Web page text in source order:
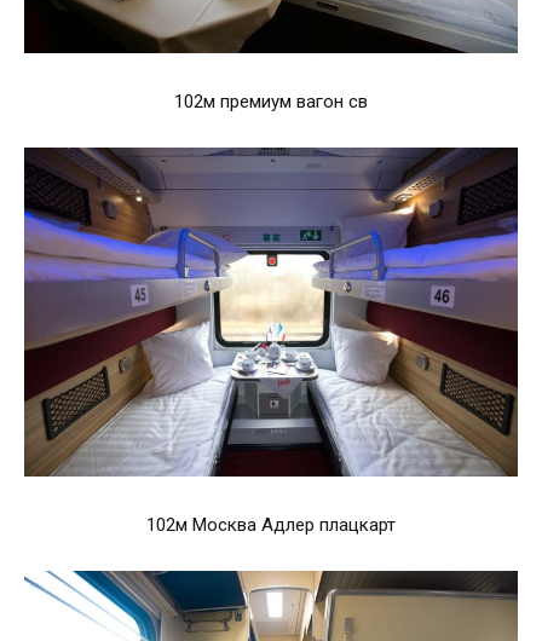
102м премиум вагон св
102м Москва Адлер плацкарт